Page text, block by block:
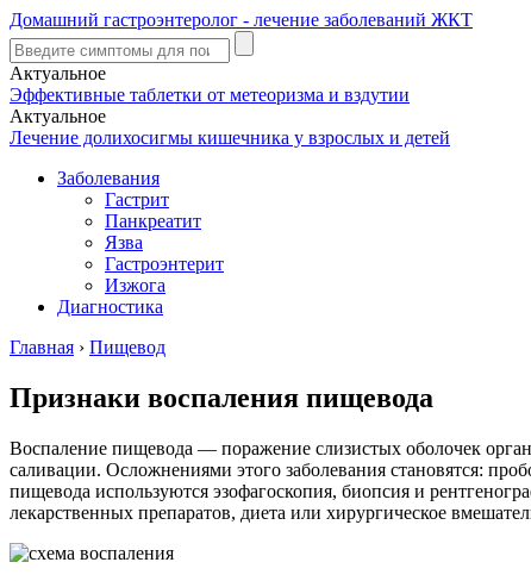
Домашний гастроэнтеролог - лечение заболеваний ЖКТ
Актуальное
Эффективные таблетки от метеоризма и вздутии
Актуальное
Лечение долихосигмы кишечника у взрослых и детей
Заболевания
Гастрит
Панкреатит
Язва
Гастроэнтерит
Изжога
Диагностика
Главная › Пищевод
Признаки воспаления пищевода
Воспаление пищевода — поражение слизистых оболочек
саливации. Осложнениями этого заболевания становятся:
пищевода используются эзофагоскопия, биопсия и
лекарственных препаратов, диета или хирургическое